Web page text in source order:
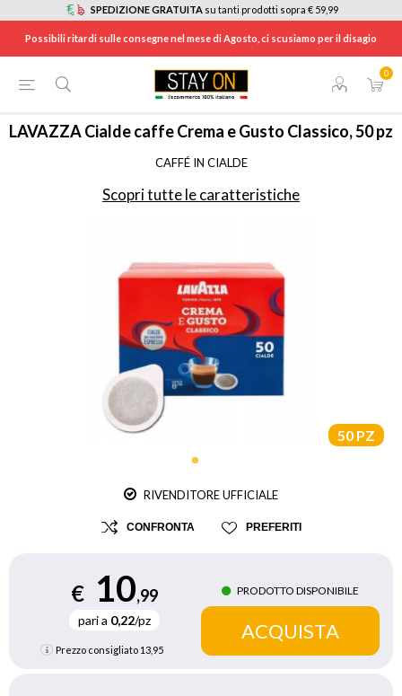
SPEDIZIONE GRATUITA su tanti prodotti sopra € 59,99
Possibili ritardi sulle consegne nel mese di Agosto, ci scusiamo per il disagio
0
CIALDE E CAPSULE CAFFÈ 3931
LAVAZZACialde caffe Crema e Gusto Classico, 50 pz
CAFFÉ IN CIALDE
Scopri tutte le caratteristiche
50 PZ
RIVENDITORE UFFICIALE
CONFRONTA PREFERITI
€ 10,99
pari a 0,22/pz
Prezzo consigliato 13,95
PRODOTTO DISPONIBILE